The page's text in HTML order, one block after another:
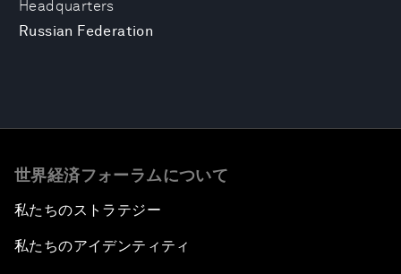
Headquarters
Russian Federation
世界経済フォーラムについて
私たちのストラテジー
私たちのアイデンティティ